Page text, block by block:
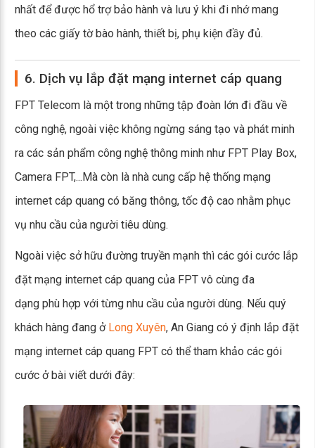
nhất để được hổ trợ bảo hành và lưu ý khi đi nhớ mang
theo các giấy tờ bào hành, thiết bị, phụ kiện đầy đủ.
6. Dịch vụ lắp đặt mạng internet cáp quang
FPT Telecom là một trong những tập đoàn lớn đi đầu về
công nghệ, ngoài việc không ngừng sáng tạo và phát minh
ra các sản phẩm công nghệ thông minh như FPT Play Box,
Camera FPT,...Mà còn là nhà cung cấp hệ thống mạng
internet cáp quang có băng thông, tốc độ cao nhằm phục
vụ nhu cầu của người tiêu dùng.
Ngoài việc sở hữu đường truyền mạnh thì các gói cước lắp
đặt mạng internet cáp quang của FPT vô cùng đa
dạng phù hợp với từng nhu cầu của người dùng. Nếu quý
khách hàng đang ở Long Xuyên, An Giang có ý định lắp đặt
mạng internet cáp quang FPT có thể tham khảo các gói
cước ở bài viết dưới đây: